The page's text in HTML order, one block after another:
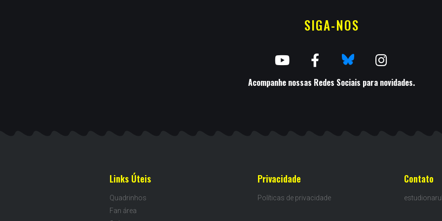
SIGA-NOS
Acompanhe nossas Redes Sociais para novidades.
Links Úteis
Quadrinhos
Fan área
Privacidade
Políticas de privacidade
Contato